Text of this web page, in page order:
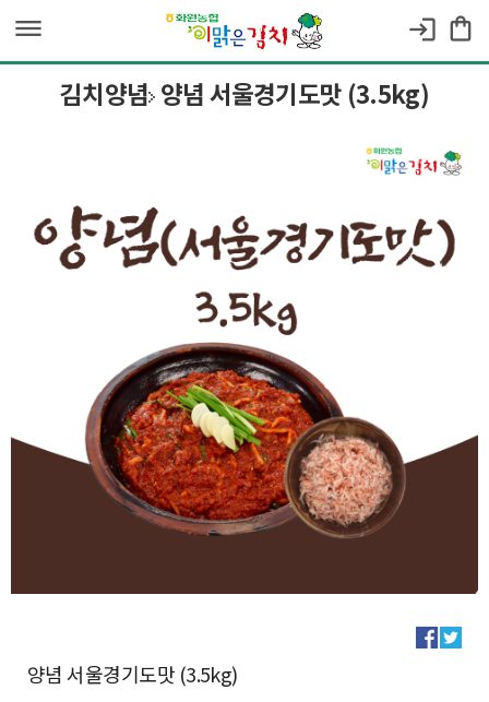
dehaze login shopping_bag
김치양념 양념 서울경기도맛 (3.5kg)
양념 서울경기도맛 (3.5kg)